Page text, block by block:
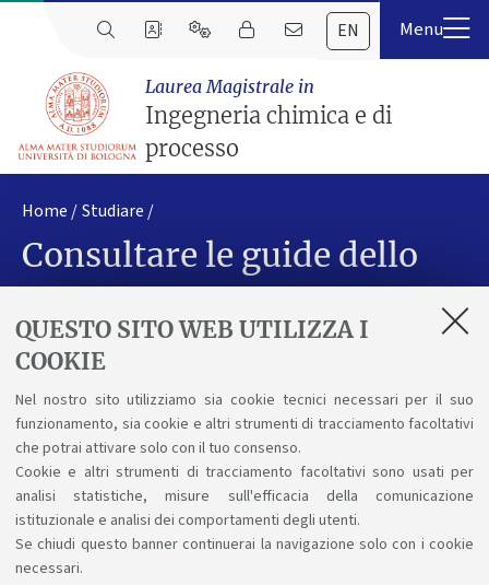
QUESTO SITO WEB UTILIZZA I
COOKIE
Nel nostro sito utilizziamo sia cookie tecnici necessari per il suo
funzionamento, sia cookie e altri strumenti di tracciamento facoltativi
che potrai attivare solo con il tuo consenso.
Cookie e altri strumenti di tracciamento facoltativi sono usati per
analisi statistiche, misure sull'efficacia della comunicazione
istituzionale e analisi dei comportamenti degli utenti.
Se chiudi questo banner continuerai la navigazione solo con i cookie
necessari.
EN
Laurea Magistrale in
Ingegneria chimica e di
processo
Home Studiare
Consultare le guide dello
all'a.a. 2009/10
Guidedello studente della Facoltà di Ingegneria, 1976-
2009